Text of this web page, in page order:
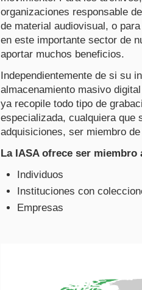
organizaciones responsable
de material audiovisual, o
en este importante sector de
aportar muchos beneficios.
Independientemente de si su
almacenamiento masivo
ya recopile todo tipo de
especializada, cualquiera que
adquisiciones, ser miembro
La IASA ofrece ser miembro
Individuos
Instituciones con
Empresas